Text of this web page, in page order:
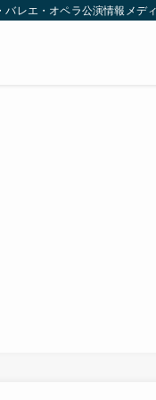
レエ・オペラ公演情報メデ